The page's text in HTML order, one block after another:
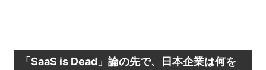
「SaaS is Dead」論の先で、日本企業は何を